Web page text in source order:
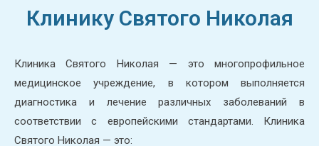
Клинику Святого Николая
Клиника Святого Николая — это многопрофильное
медицинское учреждение, в котором выполняется
диагностика и лечение различных заболеваний в
соответствии с европейскими стандартами. Клиника
Святого Николая — это: